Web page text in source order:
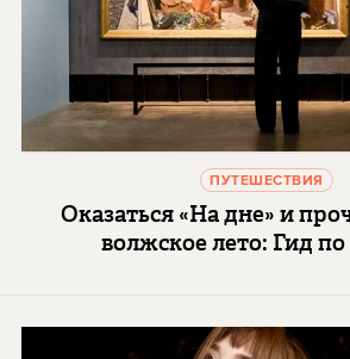
ПУТЕШЕСТВИЯ
Оказаться «На дне» и
волжское лето: Гид